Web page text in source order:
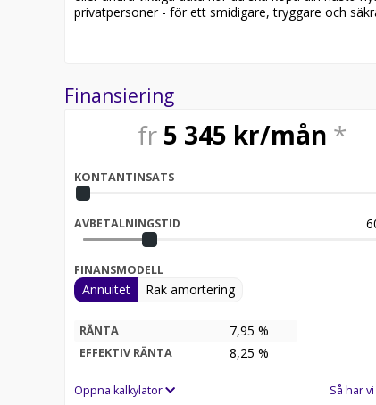
www.kamux.se
för att läsa mer, chatta med våra säljare och se
begagnade bil på Kamux!
privatpersoner - för ett smidigare, tryggare och
Finansiering
fr 5 345 kr/mån *
KONTANTINSATS
AVBETALNINGSTID
FINANSMODELL
Annuitet Rak amortering
RÄNTA 7,95 %
EFFEKTIV RÄNTA 8,25 %
Öppna kalkylator Så har